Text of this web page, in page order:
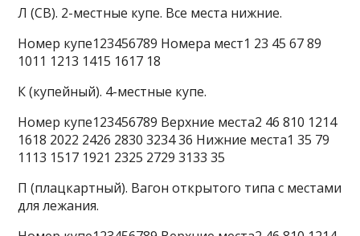
Л (СВ). 2-местные купе. Все места нижние.
Номер купе123456789 Номера мест1 23 45 67 89
1011 1213 1415 1617 18
К (купейный). 4-местные купе.
Номер купе123456789 Верхние места2 46 810 1214
1618 2022 2426 2830 3234 36 Нижние места1 35 79
1113 1517 1921 2325 2729 3133 35
П (плацкартный). Вагон открытого типа с местами
для лежания.